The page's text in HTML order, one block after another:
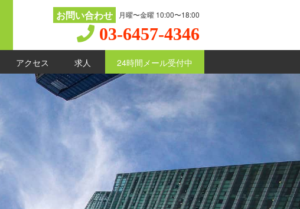
お問い合わせ 月曜〜金曜 10:00〜18:00
03-6457-4346
アクセス 求人 24時間メール受付中